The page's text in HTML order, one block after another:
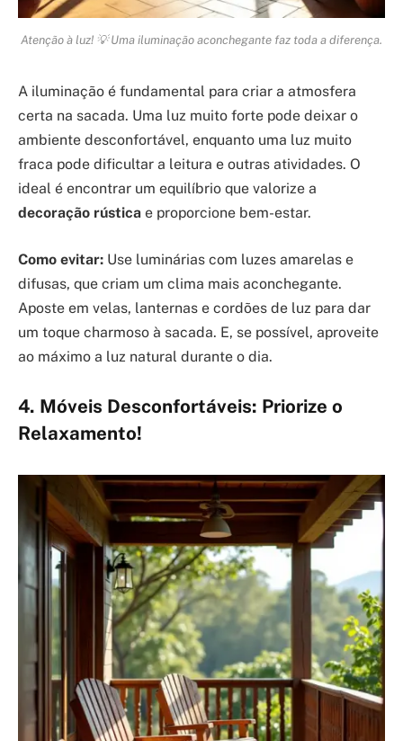
Atenção à luz! 💡 Uma iluminação aconchegante faz toda a diferença.
A iluminação é fundamental para criar a atmosfera
certa na sacada. Uma luz muito forte pode deixar o
ambiente desconfortável, enquanto uma luz muito
fraca pode dificultar a leitura e outras atividades. O
ideal é encontrar um equilíbrio que valorize a
decoração rústica e proporcione bem-estar.
Como evitar: Use luminárias com luzes amarelas e
difusas, que criam um clima mais aconchegante.
Aposte em velas, lanternas e cordões de luz para dar
um toque charmoso à sacada. E, se possível, aproveite
ao máximo a luz natural durante o dia.
4. Móveis Desconfortáveis: Priorize o
Relaxamento!